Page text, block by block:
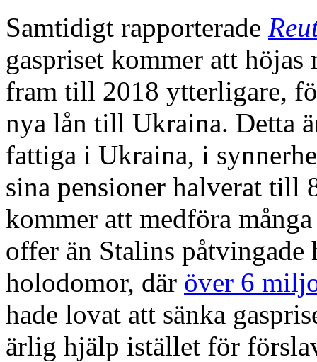
Samtidigt rapporterade
gaspriset kommer att
fram till 2018 ytterligare,
nya lån till Ukraina. Detta
fattiga i Ukraina, i
sina pensioner halverat till
kommer att medföra
offer än Stalins påtvingade
holodomor, där över 6
hade lovat att sänka
ärlig hjälp istället för